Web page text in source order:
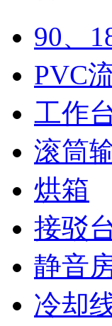
90、
PVC
工作
滚筒
烘箱
接驳
静音
冷却